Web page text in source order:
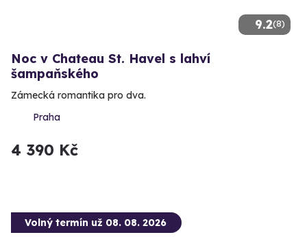
9.2(8)
Noc v Chateau St. Havel s lahví
šampaňského
Zámecká romantika pro dva.
Praha
4 390 Kč
Volný termín už 08. 08. 2026